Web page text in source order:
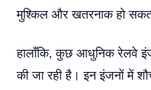
मुश्किल और खतरनाक हो
हालाँकि, कुछ आधुनिक रेलवे
की जा रही है। इन इंजनों में